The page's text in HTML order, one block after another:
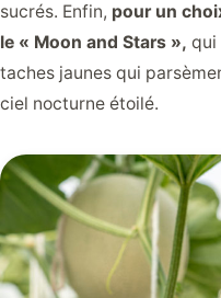
sucrés. Enfin, pour un
le « Moon and Stars », qui
taches jaunes qui
ciel nocturne étoilé.